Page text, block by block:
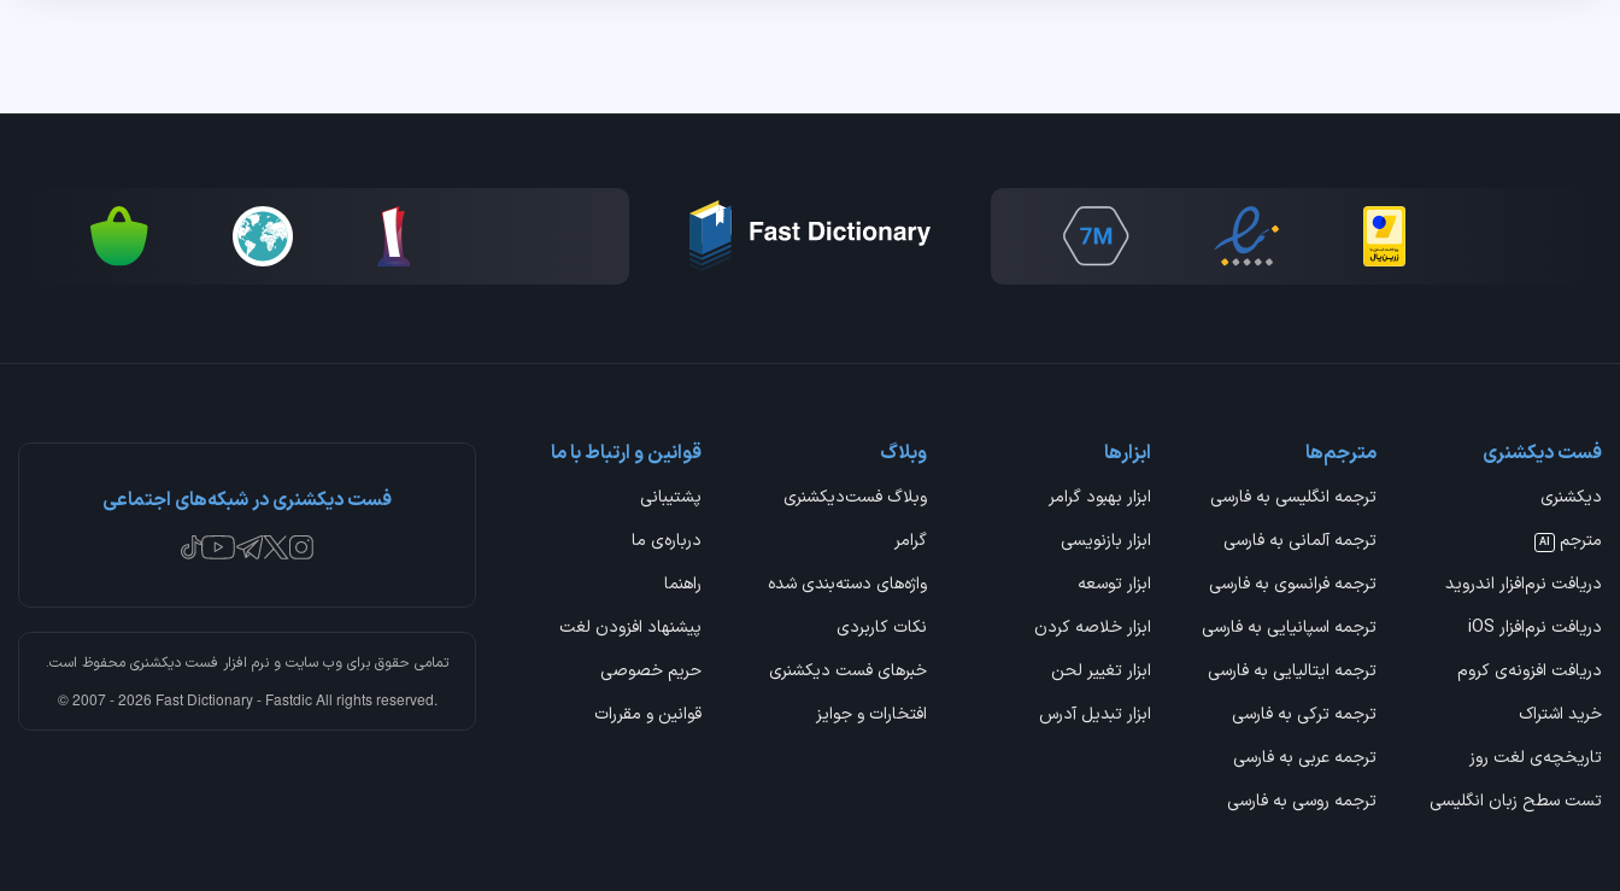
فست دیکشنری
دیکشنری
مترجم
AI
دریافت نرم‌افزار اندروید
دریافت نرم‌افزار iOS
دریافت افزونه‌ی کروم
خرید اشتراک
تاریخچه‌ی لغت روز
تست سطح زبان انگلیسی
مترجم‌ها
ترجمه انگلیسی به فارسی
ترجمه آلمانی به فارسی
ترجمه فرانسوی به فارسی
ترجمه اسپانیایی به فارسی
ترجمه ایتالیایی به فارسی
ترجمه ترکی به فارسی
ترجمه عربی به فارسی
ترجمه روسی به فارسی
ابزارها
ابزار بهبود گرامر
ابزار بازنویسی
ابزار توسعه
ابزار خلاصه کردن
ابزار تغییر لحن
ابزار تبدیل آدرس
وبلاگ
وبلاگ فست‌دیکشنری
گرامر
واژه‌های دسته‌بندی شده
نکات کاربردی
خبرهای فست دیکشنری
افتخارات و جوایز
قوانین و ارتباط با ما
پشتیبانی
درباره‌ی ما
راهنما
پیشنهاد افزودن لغت
حریم خصوصی
قوانین و مقررات
فست دیکشنری در شبکه‌های اجتماعی
تمامی حقوق برای وب سایت و نرم افزار فست دیکشنریمحفوظ است.
© 2007 - 2026 Fast Dictionary - Fastdic All rights reserved.